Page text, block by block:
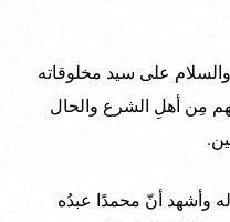
والسلام على سيد مخلوقاته
مِن أهلِ الشرع والحال
له وأشهد أنّ محمدًا عبدُه